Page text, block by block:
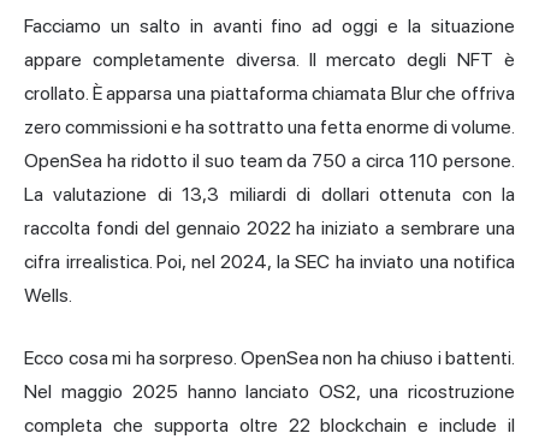
Facciamo un salto in avanti fino ad oggi e la situazione
appare completamente diversa. Il mercato degli NFT è
crollato. È apparsa una piattaforma chiamata Blurche offriva
zero commissioni e ha sottratto una fetta enorme di volume.
OpenSea ha ridotto il suo team da 750 a circa 110 persone.
La valutazione di 13,3 miliardi di dollari ottenuta con la
raccolta fondi del gennaio 2022 ha iniziato a sembrare una
cifra irrealistica. Poi, nel 2024, la SEC ha inviato una notifica
Wells.
Ecco cosa mi ha sorpreso. OpenSea non ha chiuso i battenti.
Nel maggio 2025 hanno lanciato OS2, una ricostruzione
completa che supporta oltre 22 blockchain e include il